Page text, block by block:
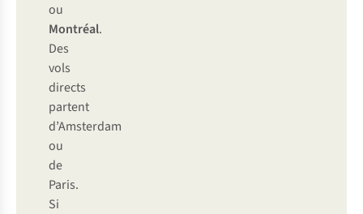
ou
Montréal.
Des
vols
directs
partent
d’Amsterdam
ou
de
Paris.
Si